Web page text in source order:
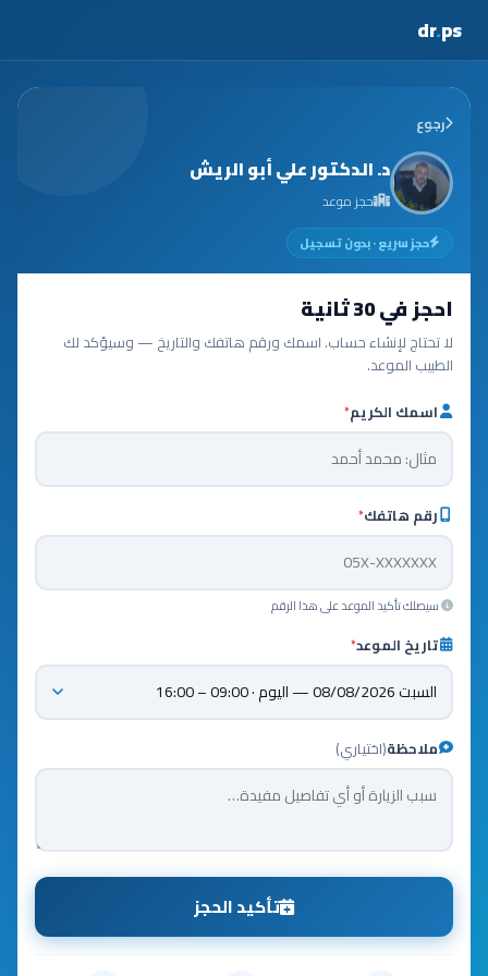
dr.ps
رجوع
د. الدكتور علي أبو الريش
حجز موعد
حجز سريع · بدون تسجيل
احجز في 30 ثانية
لا تحتاج لإنشاء حساب. اسمك ورقم هاتفك والتاريخ — وسيؤكد لك
الطبيب الموعد.
اسمك الكريم*
رقم هاتفك*
سيصلك تأكيد الموعد على هذا الرقم
تاريخ الموعد*
ملاحظة(اختياري)
تأكيد الحجز